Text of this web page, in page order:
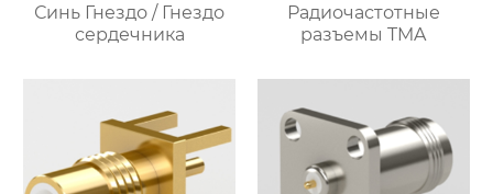
Синь Гнездо / Гнездо
сердечника
Радиочастотные
разъемы TMA